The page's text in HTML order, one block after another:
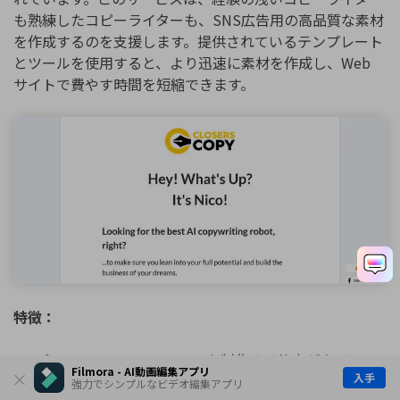
Filmora - AI動画編集アプリ
強力でシンプルなビデオ編集アプリ
入手
も熟練したコピーライターも、SNS広告用の高品質な素材
を作成するのを支援します。提供されているテンプレート
とツールを使用すると、より迅速に素材を作成し、Web
サイトで費やす時間を短縮できます。
特徴：
プロモーションコンテンツを制作する能力がある。
チームのコラボレーションを促進する。